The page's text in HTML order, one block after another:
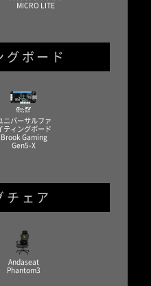
MICRO LITE
グボード
ニバーサルファ
ティングボード
Brook Gaming
Gen5-X
チェア
Andaseat
Phantom3